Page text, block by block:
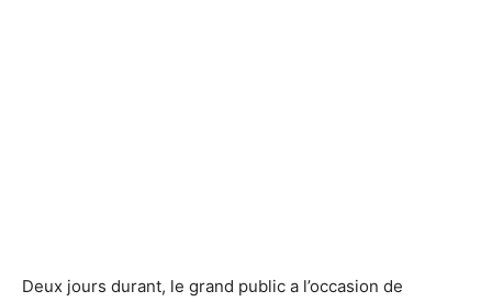
Deux jours durant, le grand public a l’occasion de